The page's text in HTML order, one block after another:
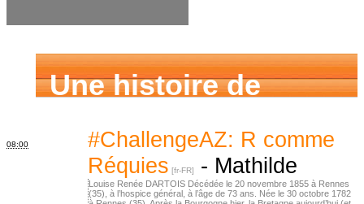
Une histoire de
famille
08:00
#ChallengeAZ: R comme
Réquies
- Mathilde
Louise Renée DARTOIS Décédée le 20 novembre 1855 à Rennes
(35), à l’hospice général, à l’âge de 73 ans. Née le 30 octobre 1782